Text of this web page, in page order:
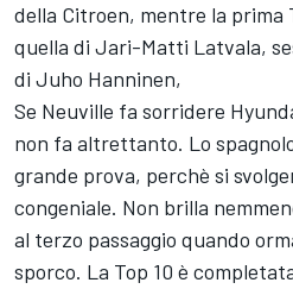
della Citroen, mentre la prima
quella di Jari-Matti Latvala,
di Juho Hanninen,
Se Neuville fa sorridere
non fa altrettanto. Lo
grande prova, perchè si
congeniale. Non brilla
al terzo passaggio quando
sporco. La Top 10 è